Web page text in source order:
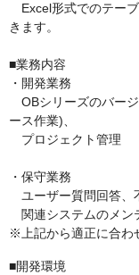
Excel形式でのテー
きます。
■業務内容
・開発業務
OBシリーズのバー
ース作業)、
プロジェクト管理
・保守業務
ユーザー質問回答、
関連システムのメン
※上記から適正に合わ
■開発環境